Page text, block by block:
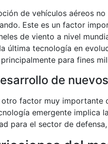
de vehículos aéreos
Este es un factor
de viento a nivel
última tecnología en
para fines
de
otro factor muy importante
emergente implica
para el sector de